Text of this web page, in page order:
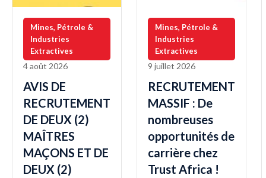
Mines, Pétrole &
Industries
Extractives
4 août 2026
AVIS DE
RECRUTEMENT
DE DEUX (2)
MAÎTRES
MAÇONS ET DE
DEUX (2)
Mines, Pétrole &
Industries
Extractives
9 juillet 2026
RECRUTEMENT
MASSIF : De
nombreuses
opportunités de
carrière chez
Trust Africa !